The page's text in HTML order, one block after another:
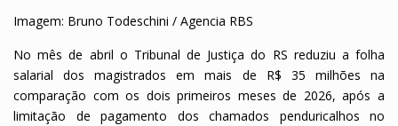
Imagem: Bruno Todeschini / Agencia RBS
No mês de abril o Tribunal de Justiça do RS reduziu a folha
salarial dos magistrados em mais de R$ 35 milhões na
comparação com os dois primeiros meses de 2026, após a
limitação de pagamento dos chamados penduricalhos no